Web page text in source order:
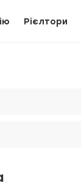
Рієлтори